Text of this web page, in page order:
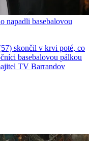
napadli basebalovou
skončil v krvi poté, co
basebalovou pálkou
TV Barrandov